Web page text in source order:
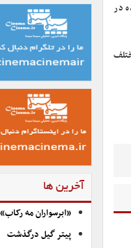
در
آخرین ها
«ابرسواران مه
پیتر گیل درگذشت